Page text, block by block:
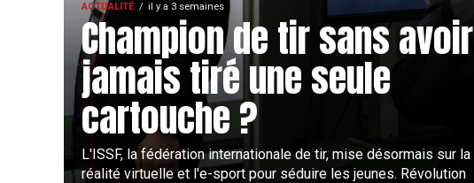
ACTUALITÉ il y a 3 semaines
Champion de tir sans avoir
jamais tiré une seule
cartouche ?
L'ISSF, la fédération internationale de tir, mise désormais sur la
réalité virtuelle et l'e-sport pour séduire les jeunes. Révolution